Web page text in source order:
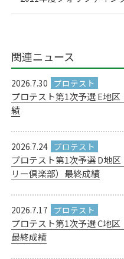
関連ニュース
2026.7.30
プロテスト第1次予選 E地
績
2026.7.24
プロテスト第1次予選 D地
リー倶楽部）最終成績
2026.7.17
プロテスト第1次予選 C地区
最終成績